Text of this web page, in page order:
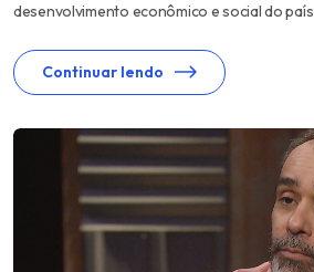
desenvolvimento econômico e social do país
Continuar lendo